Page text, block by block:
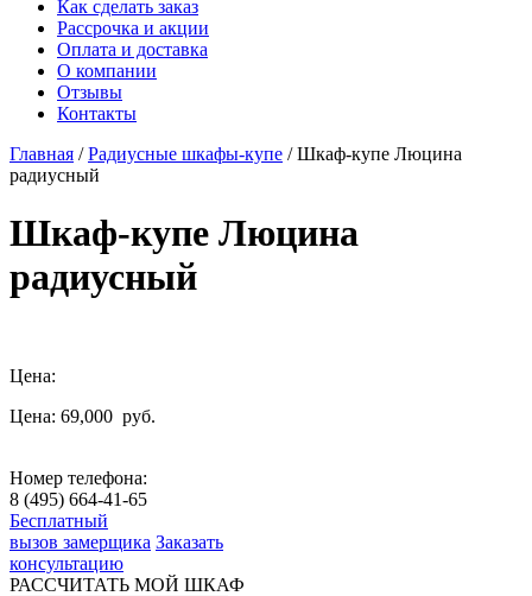
Как сделать заказ
Рассрочка и акции
Оплата и доставка
О компании
Отзывы
Контакты
Главная /Радиусные шкафы-купе / Шкаф-купе Люцина
радиусный
Шкаф-купе Люцина
радиусный
Цена:
Цена: 69,000 руб.
Номер телефона:
8 (495) 664-41-65
Бесплатный
вызов замерщика Заказать
консультацию
РАССЧИТАТЬ МОЙ ШКАФ